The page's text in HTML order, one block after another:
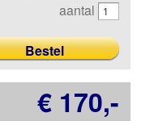
aantal
€ 170,-